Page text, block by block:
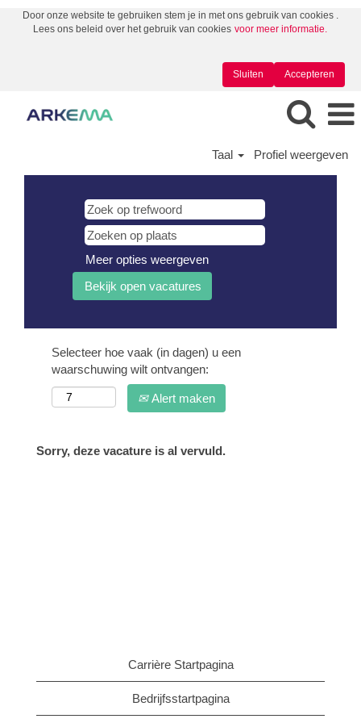
Door onze website te gebruiken stem je in met ons gebruik van cookies .
Lees ons beleid over het gebruik van cookies voor meer informatie.
Accepteren
Sluiten
Taal Profiel weergeven
Meer opties weergeven
Selecteer hoe vaak (in dagen) u een
waarschuwing wilt ontvangen:
Alert maken
Sorry, deze vacature is al vervuld.
Carrière Startpagina
Bedrijfsstartpagina